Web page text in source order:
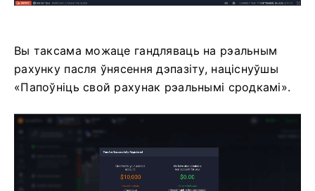
Вы таксама можаце гандляваць на рэальным
рахунку пасля ўнясення дэпазіту, націснуўшы
«Папоўніць свой рахунак рэальнымі сродкамі».